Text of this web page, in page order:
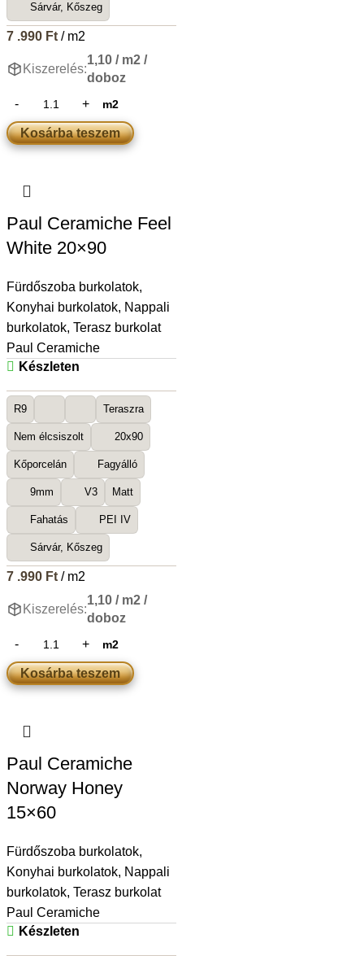
Sárvár, Kőszeg
7 .990 Ft/ m2
Kiszerelés:
1,10 / m2 /
doboz
m2
Kosárba teszem
Paul Ceramiche Feel
White 20×90
Fürdőszoba burkolatok,
Konyhai burkolatok, Nappali
burkolatok, Terasz burkolat
Paul Ceramiche
Készleten
R9 Teraszra
Nem élcsiszolt 20x90
Kőporcelán Fagyálló
9mm V3 Matt
Fahatás PEI IV
Sárvár, Kőszeg
7 .990 Ft/ m2
Kiszerelés:
1,10 / m2 /
doboz
m2
Kosárba teszem
Paul Ceramiche
Norway Honey
15×60
Fürdőszoba burkolatok,
Konyhai burkolatok, Nappali
burkolatok, Terasz burkolat
Paul Ceramiche
Készleten